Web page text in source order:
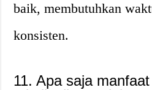
baik, membutuhkan
konsisten.
11. Apa saja